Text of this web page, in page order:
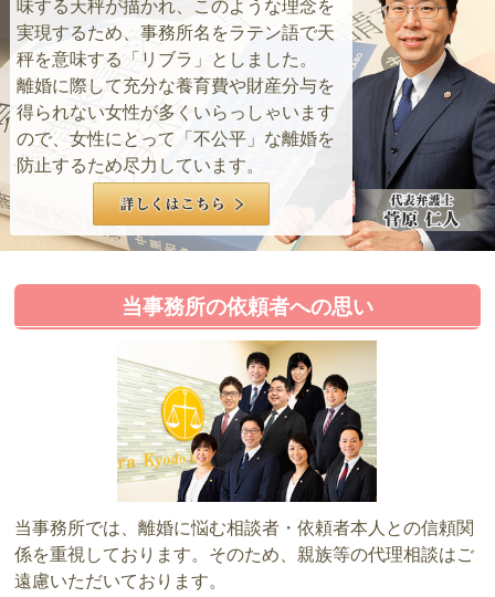
味する天秤が描かれ、このような理念を
実現するため、事務所名をラテン語で天
秤を意味する「リブラ」としました。
離婚に際して充分な養育費や財産分与を
得られない女性が多くいらっしゃいます
ので、女性にとって「不公平」な離婚を
防止するため尽力しています。
当事務所の依頼者への思い
当事務所では、離婚に悩む相談者・依頼者本人との信頼関
係を重視しております。そのため、親族等の代理相談はご
遠慮いただいております。